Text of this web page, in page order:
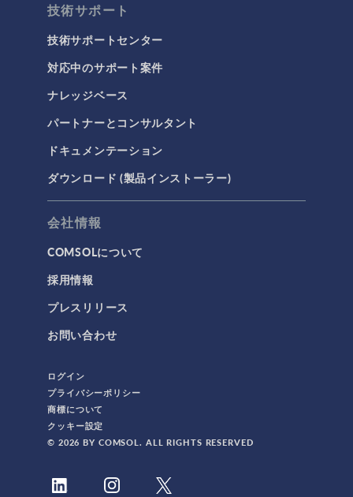
技術サポート
技術サポートセンター
対応中のサポート案件
ナレッジベース
パートナーとコンサルタント
ドキュメンテーション
ダウンロード (製品インストーラー)
会社情報
COMSOLについて
採用情報
プレスリリース
お問い合わせ
ログイン
プライバシーポリシー
商標について
クッキー設定
© 2026 BY COMSOL. ALL RIGHTS RESERVED